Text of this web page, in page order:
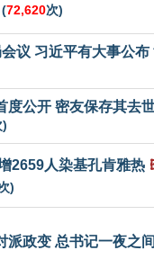
(72,620次)
议 习近平有大事公布
度公开 密友保存其去
)
2659人染基孔肯雅热
)
派政变 总书记一夜之